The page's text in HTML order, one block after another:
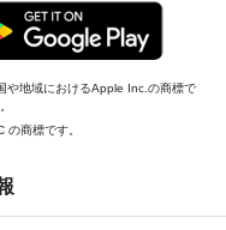
や地域におけるApple Inc.の商標で
商標です。